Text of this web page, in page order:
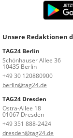
Unsere Redaktionen
TAG24 Berlin
Schönhauser Allee 36
10435 Berlin
+49 30 120880900
berlin@tag24.de
TAG24 Dresden
Ostra-Allee 18
01067 Dresden
+49 351 888-2424
dresden@tag24.de